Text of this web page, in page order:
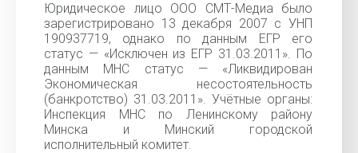
Юридическое лицо ООО СМТ-Медиа было
зарегистрировано 13 декабря 2007 с УНП
190937719, однако по данным ЕГР его
статус — «Исключен из ЕГР 31.03.2011». По
данным МНС статус — «Ликвидирован
Экономическая несостоятельность
(банкротство) 31.03.2011». Учётные органы:
Инспекция МНС по Ленинскому району
Минска и Минский городской
исполнительный комитет.